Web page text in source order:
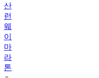
산
런
웨
이
마
라
톤